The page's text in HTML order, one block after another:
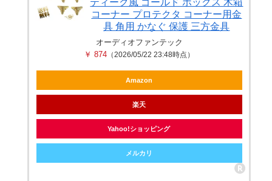
ティーク風 ゴールド ボックス 木箱
コーナー プロテクタ コーナー用金
具 角用 かなぐ 保護 三方金具
オーディオファンテック
￥ 874 （2026/05/22 23:48時点）
Amazon
楽天
Yahoo!ショッピング
メルカリ